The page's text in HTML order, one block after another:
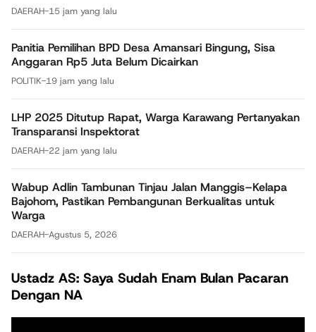
DAERAH-15 jam yang lalu
Panitia Pemilihan BPD Desa Amansari Bingung, Sisa
Anggaran Rp5 Juta Belum Dicairkan
POLITIK-19 jam yang lalu
LHP 2025 Ditutup Rapat, Warga Karawang Pertanyakan
Transparansi Inspektorat
DAERAH-22 jam yang lalu
Wabup Adlin Tambunan Tinjau Jalan Manggis–Kelapa
Bajohom, Pastikan Pembangunan Berkualitas untuk
Warga
DAERAH-Agustus 5, 2026
Ustadz AS: Saya Sudah Enam Bulan Pacaran
Dengan NA